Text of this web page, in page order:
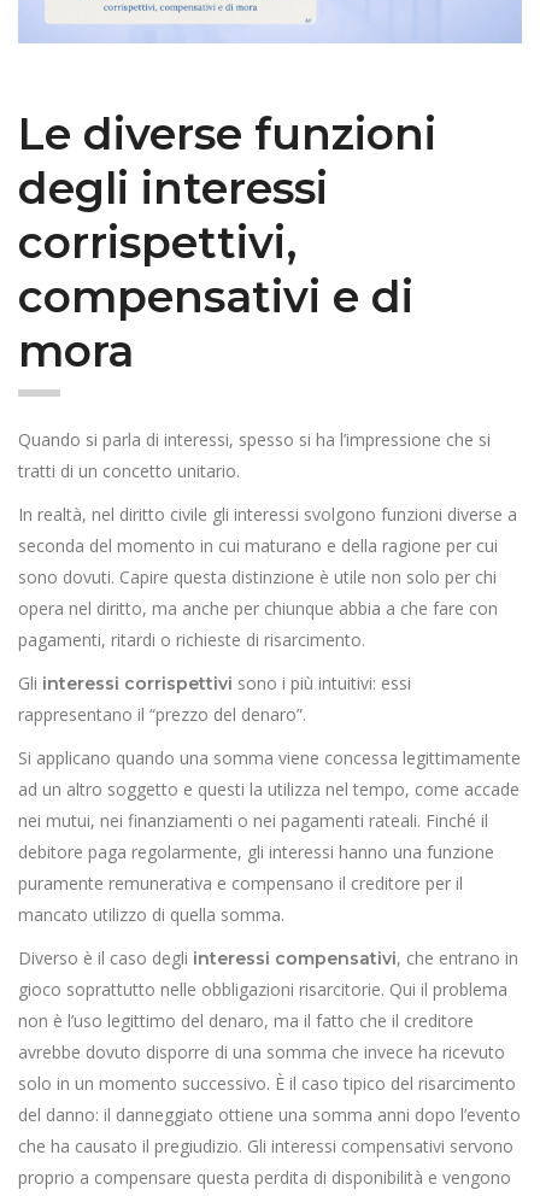
Le diverse funzioni
degli interessi
corrispettivi,
compensativi e di
mora
Quando si parla di interessi, spesso si ha l’impressione che si
tratti di un concetto unitario.
In realtà, nel diritto civile gli interessi svolgono funzioni diverse a
seconda del momento in cui maturano e della ragione per cui
sono dovuti. Capire questa distinzione è utile non solo per chi
opera nel diritto, ma anche per chiunque abbia a che fare con
pagamenti, ritardi o richieste di risarcimento.
Gli interessi corrispettivi sono i più intuitivi: essi
rappresentano il “prezzo del denaro”.
Si applicano quando una somma viene concessa legittimamente
ad un altro soggetto e questi la utilizza nel tempo, come accade
nei mutui, nei finanziamenti o nei pagamenti rateali. Finché il
debitore paga regolarmente, gli interessi hanno una funzione
puramente remunerativa e compensano il creditore per il
mancato utilizzo di quella somma.
Diverso è il caso degli interessi compensativi, che entrano in
gioco soprattutto nelle obbligazioni risarcitorie. Qui il problema
non è l’uso legittimo del denaro, ma il fatto che il creditore
avrebbe dovuto disporre di una somma che invece ha ricevuto
solo in un momento successivo. È il caso tipico del risarcimento
del danno: il danneggiato ottiene una somma anni dopo l’evento
che ha causato il pregiudizio. Gli interessi compensativi servono
proprio a compensare questa perdita di disponibilità e vengono